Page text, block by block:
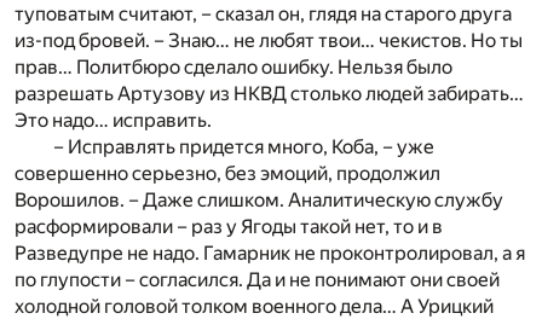
туповатым считают, – сказал он, глядя на старого друга
из-под бровей. – Знаю… не любят твои… чекистов. Но ты
прав… Политбюро сделало ошибку. Нельзя было
разрешать Артузову из НКВД столько людей забирать…
Это надо… исправить.
– Исправлять придется много, Коба, – уже
совершенно серьезно, без эмоций, продолжил
Ворошилов. – Даже слишком. Аналитическую службу
расформировали – раз у Ягоды такой нет, то и в
Разведупре не надо. Гамарник не проконтролировал, а я
по глупости – согласился. Да и не понимают они своей
холодной головой толком военного дела… А Урицкий